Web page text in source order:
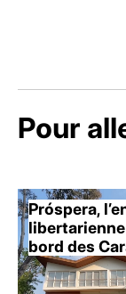
Pour
Próspera,
bord des